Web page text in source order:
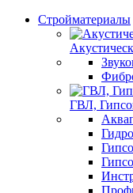
Стройматериалы
ГВЛ,